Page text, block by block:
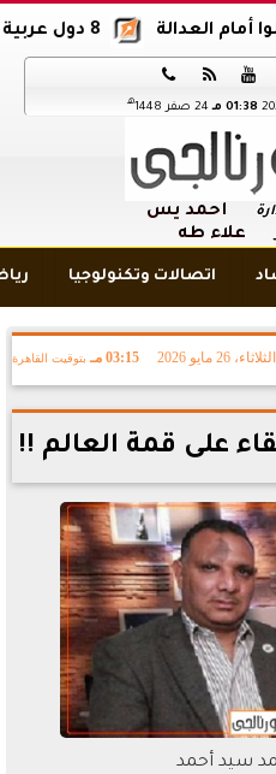
8 دول عربية وإسلامية تدين اقتحام المسجد الأقصى



01:38 مـ 24 صفر 1448 هـ
أحمد يس
علاء طه
اتصالات وتكنولوجيا
الثلاثاء، 26 مايو 2026 03:15 مـ بتوقيت القاهرة
على قمة العالم !!
سيد أحمد